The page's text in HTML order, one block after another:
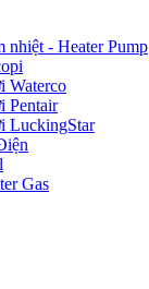
nhiệt - Heater Pump
Waterco
Pentair
LuckingStar
Gas